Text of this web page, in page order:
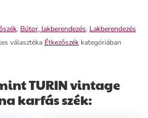
színű karfás kialakítása
otthonodnak.
varrás pedig egyedi megjelenést
, Bútor, lakberendezés, Lakberendezés
választéka Étkezőszék kategóriában
TURIN vintage
karfás szék: